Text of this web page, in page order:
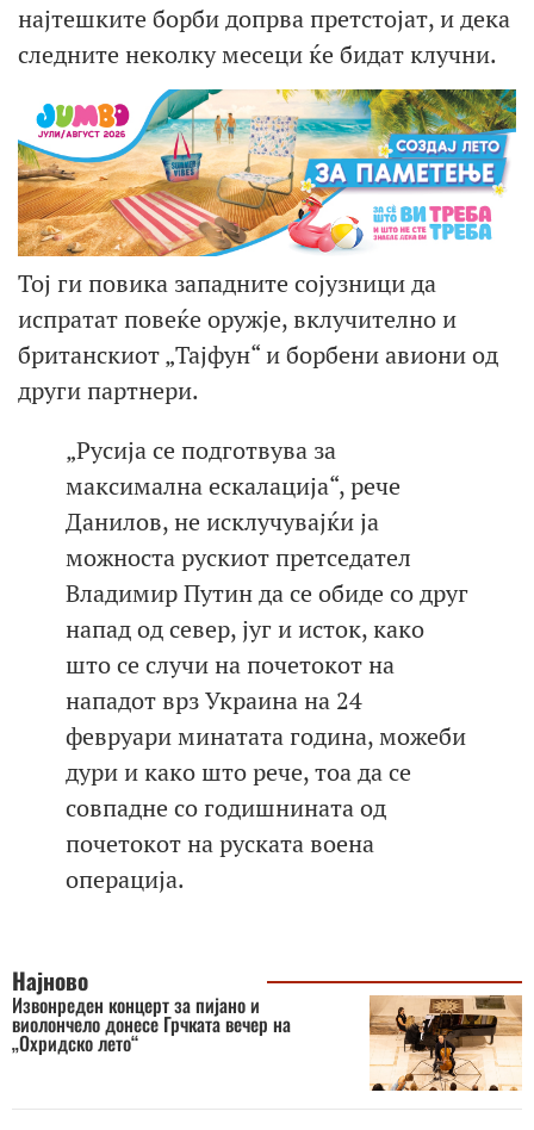
најтешките борби допрва претстојат, и дека
следните неколку месеци ќе бидат клучни.
Тој ги повика западните сојузници да
испратат повеќе оружје, вклучително и
британскиот „Тајфун“ и борбени авиони од
други партнери.
„Русија се подготвува за
максимална ескалација“, рече
Данилов, не исклучувајќи ја
можноста рускиот претседател
Владимир Путин да се обиде со друг
напад од север, југ и исток, како
што се случи на почетокот на
нападот врз Украина на 24
февруари минатата година, можеби
дури и како што рече, тоа да се
совпадне со годишнината од
почетокот на руската воена
операција.
Најново
Извонреден концерт за пијано и
виолончело донесе Грчката вечер на
„Охридско лето“